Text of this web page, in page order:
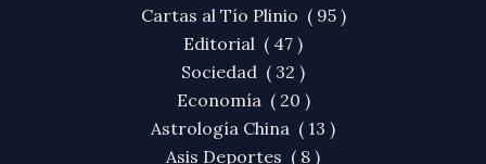
Cartas al Tío Plinio ( 95 )
Editorial ( 47 )
Sociedad ( 32 )
Economía ( 20 )
Astrología China ( 13 )
Asis Deportes ( 8 )